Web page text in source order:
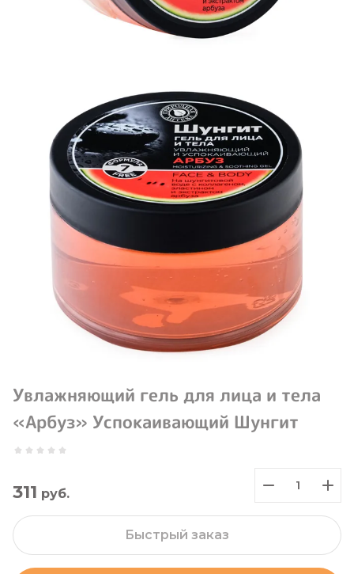
Увлажняющий гель для лица и тела
«Арбуз» Успокаивающий Шунгит
311 руб.
Быстрый заказ